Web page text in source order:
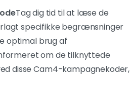
Tag dig tid til at læse de
specifikke begrænsninger
optimal brug af
om de tilknyttede
disse Cam4-kampagnekoder,